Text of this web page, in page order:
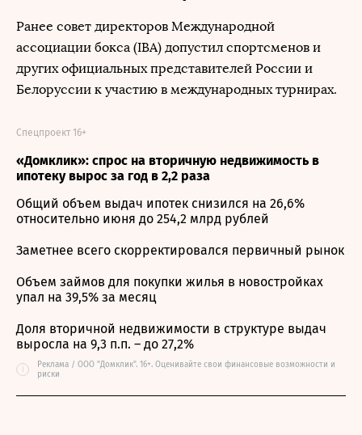
Ранее совет директоров Международной
ассоциации бокса (IBA) допустил спортсменов и
других официальных представителей России и
Белоруссии к участию в международных турнирах.
«Домклик»: спрос на вторичную недвижимость в
ипотеку вырос за год в 2,2 раза
Спецпроект 16+
Общий объем выдач ипотек снизился на 26,6%
относительно июня до 254,2 млрд рублей
Заметнее всего скорректировался первичный рынок
Объем займов для покупки жилья в новостройках
упал на 39,5% за месяц
Доля вторичной недвижимости в структуре выдач
выросла на 9,3 п.п. – до 27,2%
i
Реклама / ООО "Домклик". 16+. Оценивайте свои финансовые возможности и
риски